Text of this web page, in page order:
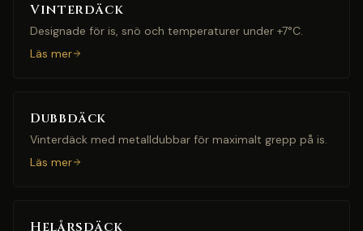
Vinterdäck
Designade för is, snö och temperaturer under +7°C.
Läs mer
Dubbdäck
Vinterdäck med metalldubbar för maximalt grepp på is.
Läs mer
Helårsdäck